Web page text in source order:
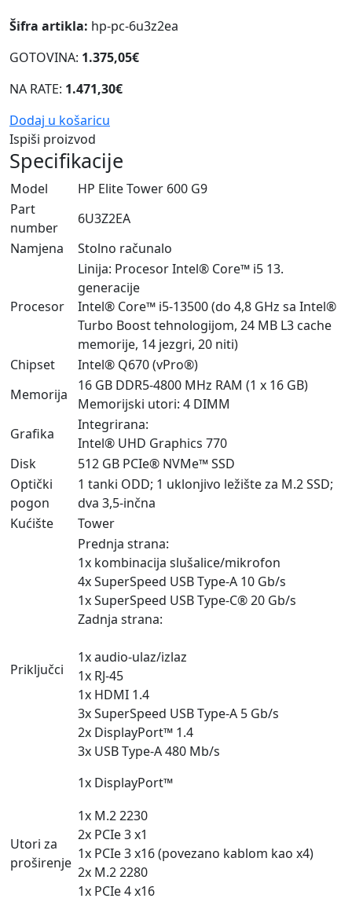
Šifra artikla: hp-pc-6u3z2ea
GOTOVINA: 1.375,05€
NA RATE: 1.471,30€
Dodaj u košaricu
Ispiši proizvod
Specifikacije
Model
HP Elite Tower 600 G9
Part
number
6U3Z2EA
Namjena
Stolno računalo
Procesor
Linija: Procesor Intel® Core™ i5 13.
generacije
Intel® Core™ i5-13500 (do 4,8 GHz sa Intel®
Turbo Boost tehnologijom, 24 MB L3 cache
memorije, 14 jezgri, 20 niti)
Chipset
Intel® Q670 (vPro®)
Memorija
16 GB DDR5-4800 MHz RAM (1 x 16 GB)
Memorijski utori: 4 DIMM
Grafika
Integrirana:
Intel® UHD Graphics 770
Disk
512 GB PCIe® NVMe™ SSD
Optički
pogon
1 tanki ODD; 1 uklonjivo ležište za M.2 SSD;
dva 3,5-inčna
Kućište
Tower
Priključci
Prednja strana:
1x kombinacija slušalice/mikrofon
4x SuperSpeed USB Type-A 10 Gb/s
1x SuperSpeed USB Type-C® 20 Gb/s
Zadnja strana:
1x audio-ulaz/izlaz
1x RJ-45
1x HDMI 1.4
3x SuperSpeed USB Type-A 5 Gb/s
2x DisplayPort™ 1.4
3x USB Type-A 480 Mb/s
1x DisplayPort™
Utori za
proširenje
1x M.2 2230
2x PCIe 3 x1
1x PCIe 3 x16 (povezano kablom kao x4)
2x M.2 2280
1x PCIe 4 x16